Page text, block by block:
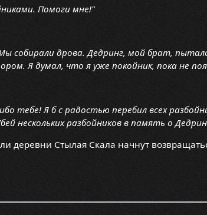
Помоги мне!"
собирали дрова. Дедринг, мой брат,
Я думал, что я уже покойник, пока не
тебе! Я б с радостью перебил всех
нескольких разбойников в память о
деревни Стылая Скала начнут